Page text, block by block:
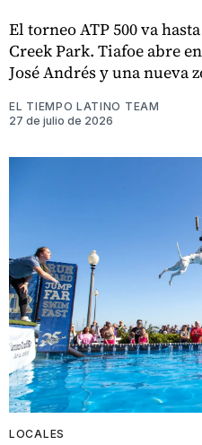
El torneo ATP 500 va
Creek Park. Tiafoe abre
José Andrés y una nueva
EL TIEMPO LATINO TEAM
27 de julio de 2026
LOCALES